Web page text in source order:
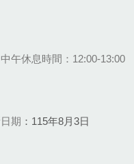
午休息時間：12:00-13:00
期 115年8月3日